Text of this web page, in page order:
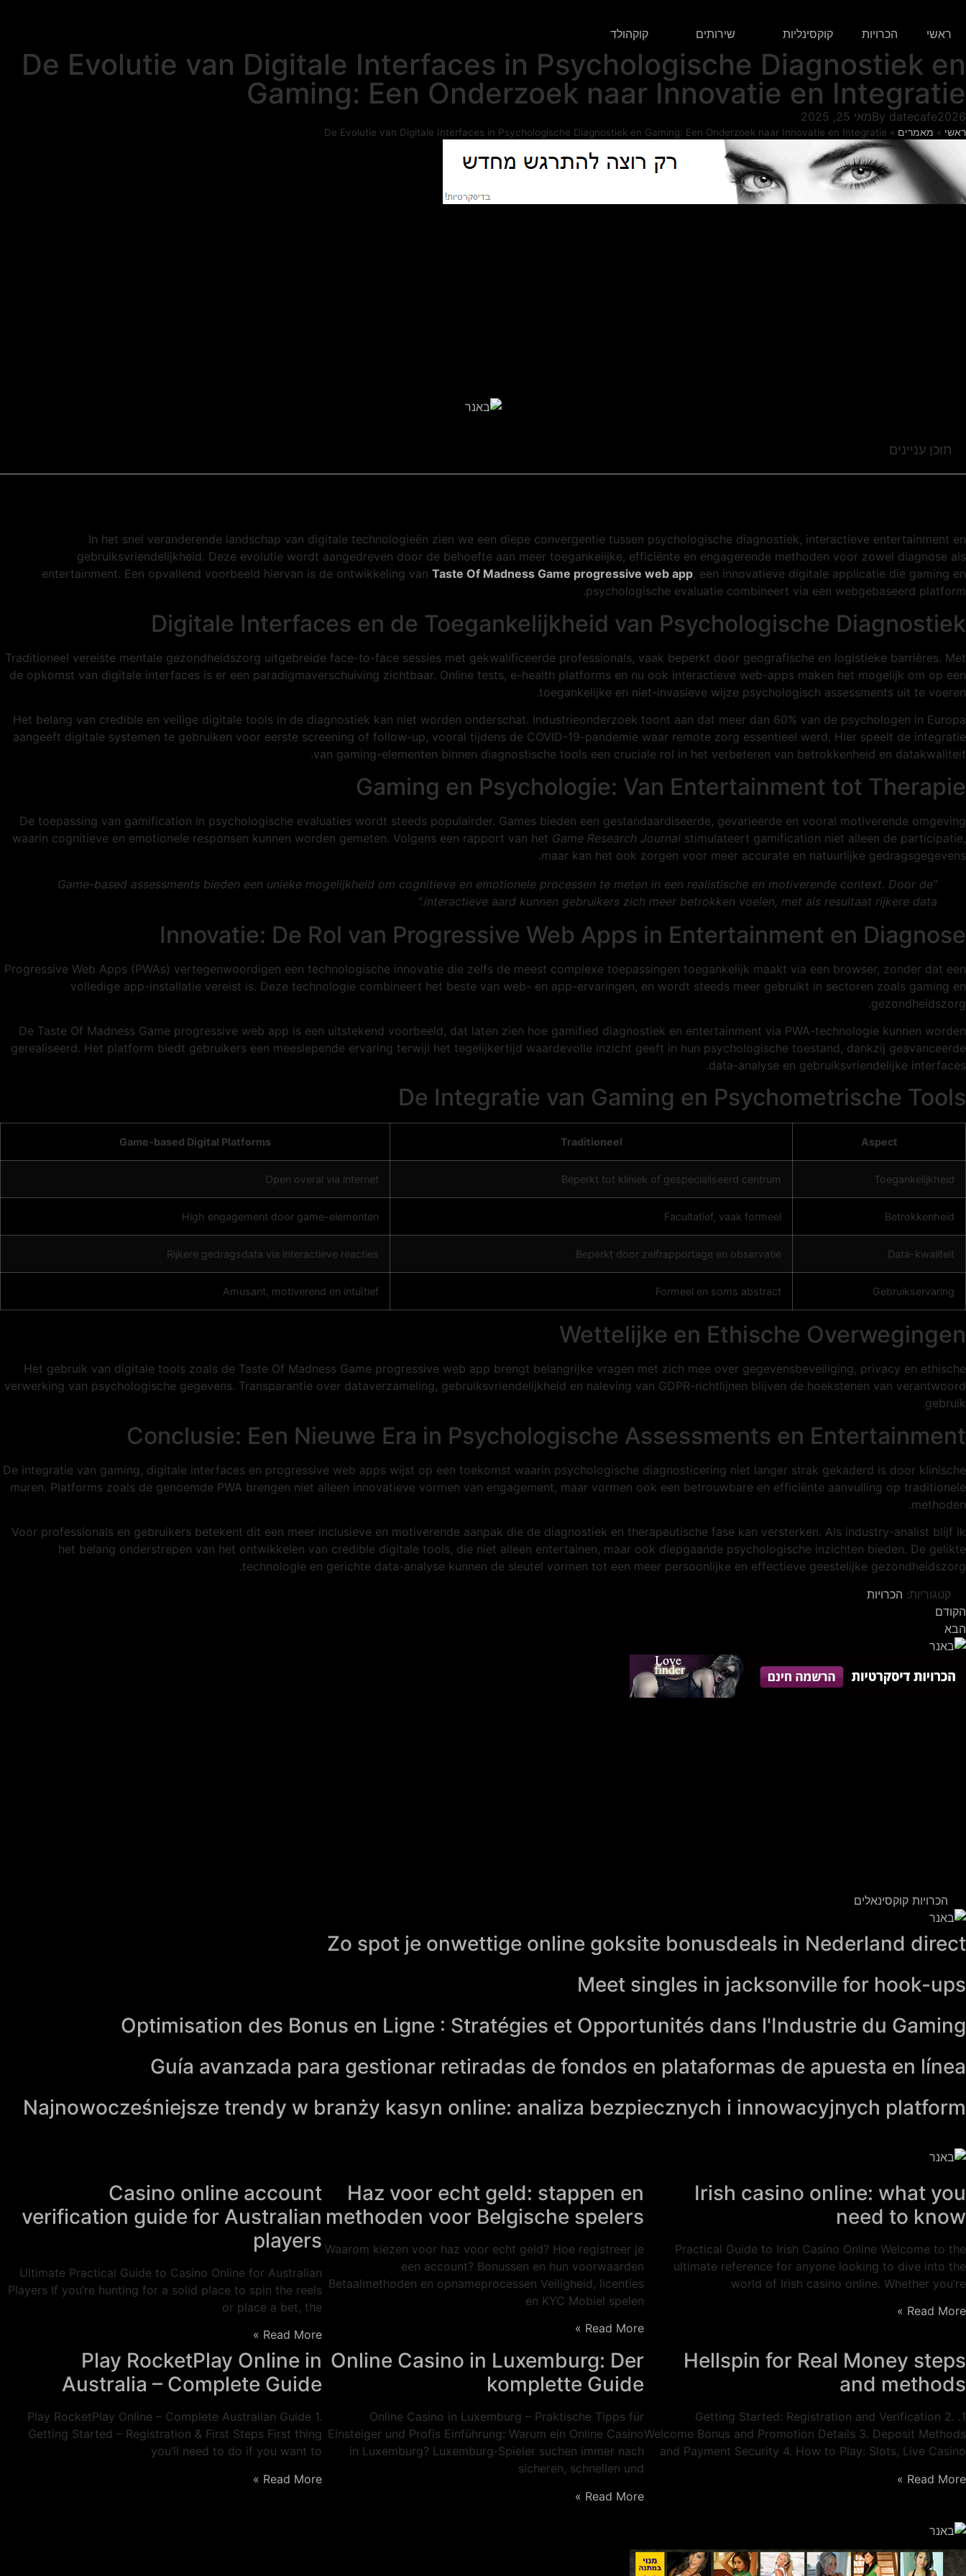
ראשי הכרויות קוקסינליות שירותים קוקהולד
De Evolutie van Digitale Interfaces in Psychologische Diagnostiek en
Gaming: Een Onderzoek naar Innovatie en Integratie
By datecafe2026 מאי 25, 2025
ראשי » מאמרים »
De Evolutie van Digitale Interfaces in Psychologische Diagnostiek en Gaming: Een Onderzoek naar Innovatie en Integratie
תוכן עניינים
In het snel veranderende landschap van digitale technologieën zien we een diepe convergentie tussen psychologische diagnostiek, interactieve entertainment en
gebruiksvriendelijkheid. Deze evolutie wordt aangedreven door de behoefte aan meer toegankelijke, efficiënte en engagerende methoden voor zowel diagnose als
entertainment. Een opvallend voorbeeld hiervan is de ontwikkeling van Taste Of Madness Game progressive web app, een innovatieve digitale applicatie die gaming en
psychologische evaluatie combineert via een webgebaseerd platform.
Digitale Interfaces en de Toegankelijkheid van Psychologische Diagnostiek
Traditioneel vereiste mentale gezondheidszorg uitgebreide face-to-face sessies met gekwalificeerde professionals, vaak beperkt door geografische en logistieke barrières. Met
de opkomst van digitale interfaces is er een paradigmaverschuiving zichtbaar. Online tests, e-health platforms en nu ook interactieve web-apps maken het mogelijk om op een
toegankelijke en niet-invasieve wijze psychologisch assessments uit te voeren.
Het belang van credible en veilige digitale tools in de diagnostiek kan niet worden onderschat. Industrieonderzoek toont aan dat meer dan 60% van de psychologen in Europa
aangeeft digitale systemen te gebruiken voor eerste screening of follow-up, vooral tijdens de COVID-19-pandemie waar remote zorg essentieel werd. Hier speelt de integratie
van gaming-elementen binnen diagnostische tools een cruciale rol in het verbeteren van betrokkenheid en datakwaliteit.
Gaming en Psychologie: Van Entertainment tot Therapie
De toepassing van gamification in psychologische evaluaties wordt steeds populairder. Games bieden een gestandaardiseerde, gevarieerde en vooral motiverende omgeving
waarin cognitieve en emotionele responsen kunnen worden gemeten. Volgens een rapport van het Game Research Journal stimulateert gamification niet alleen de participatie,
maar kan het ook zorgen voor meer accurate en natuurlijke gedragsgegevens.
"Game-based assessments bieden een unieke mogelijkheid om cognitieve en emotionele processen te meten in een realistische en motiverende context. Door de
interactieve aard kunnen gebruikers zich meer betrokken voelen, met als resultaat rijkere data."
Innovatie: De Rol van Progressive Web Apps in Entertainment en Diagnose
Progressive Web Apps (PWAs) vertegenwoordigen een technologische innovatie die zelfs de meest complexe toepassingen toegankelijk maakt via een browser, zonder dat een
volledige app-installatie vereist is. Deze technologie combineert het beste van web- en app-ervaringen, en wordt steeds meer gebruikt in sectoren zoals gaming en
gezondheidszorg.
De Taste Of Madness Game progressive web app is een uitstekend voorbeeld, dat laten zien hoe gamified diagnostiek en entertainment via PWA-technologie kunnen worden
gerealiseerd. Het platform biedt gebruikers een meeslepende ervaring terwijl het tegelijkertijd waardevolle inzicht geeft in hun psychologische toestand, dankzij geavanceerde
data-analyse en gebruiksvriendelijke interfaces.
De Integratie van Gaming en Psychometrische Tools
Aspect
Traditioneel
Game-based Digital Platforms
Toegankelijkheid
Beperkt tot kliniek of gespecialiseerd centrum
Open overal via internet
Betrokkenheid
Facultatief, vaak formeel
High engagement door game-elementen
Data-kwaliteit
Beperkt door zelfrapportage en observatie
Rijkere gedragsdata via interactieve reacties
Gebruikservaring
Formeel en soms abstract
Amusant, motiverend en intuïtief
Wettelijke en Ethische Overwegingen
Het gebruik van digitale tools zoals de Taste Of Madness Game progressive web app brengt belangrijke vragen met zich mee over gegevensbeveiliging, privacy en ethische
verwerking van psychologische gegevens. Transparantie over dataverzameling, gebruiksvriendelijkheid en naleving van GDPR-richtlijnen blijven de hoekstenen van verantwoord
gebruik.
Conclusie: Een Nieuwe Era in Psychologische Assessments en Entertainment
De integratie van gaming, digitale interfaces en progressive web apps wijst op een toekomst waarin psychologische diagnosticering niet langer strak gekaderd is door klinische
muren. Platforms zoals de genoemde PWA brengen niet alleen innovatieve vormen van engagement, maar vormen ook een betrouwbare en efficiënte aanvulling op traditionele
methoden.
Voor professionals en gebruikers betekent dit een meer inclusieve en motiverende aanpak die de diagnostiek en therapeutische fase kan versterken. Als industry-analist blijf ik
het belang onderstrepen van het ontwikkelen van credible digitale tools, die niet alleen entertainen, maar ook diepgaande psychologische inzichten bieden. De gelikte
technologie en gerichte data-analyse kunnen de sleutel vormen tot een meer persoonlijke en effectieve geestelijke gezondheidszorg.
קטגוריות: הכרויות
הקודם
הבא
הכרויות קוקסינאלים
Zo spot je onwettige online goksite bonusdeals in Nederland direct
Meet singles in jacksonville for hook-ups
Optimisation des Bonus en Ligne : Stratégies et Opportunités dans l'Industrie du Gaming
Guía avanzada para gestionar retiradas de fondos en plataformas de apuesta en línea
Najnowocześniejsze trendy w branży kasyn online: analiza bezpiecznych i innowacyjnych platform
Irish casino online: what you
need to know
Practical Guide to Irish Casino Online Welcome to the
ultimate reference for anyone looking to dive into the
world of Irish casino online. Whether you’re
Read More »
Haz voor echt geld: stappen en
methoden voor Belgische spelers
Waarom kiezen voor haz voor echt geld? Hoe registreer je
een account? Bonussen en hun voorwaarden
Betaalmethoden en opnameprocessen Veiligheid, licenties
en KYC Mobiel spelen
Read More »
Casino online account
verification guide for Australian
players
Ultimate Practical Guide to Casino Online for Australian
Players If you’re hunting for a solid place to spin the reels
or place a bet, the
Read More »
Hellspin for Real Money steps
and methods
1. Getting Started: Registration and Verification 2.
Welcome Bonus and Promotion Details 3. Deposit Methods
and Payment Security 4. How to Play: Slots, Live Casino
Read More »
Online Casino in Luxemburg: Der
komplette Guide
Online Casino in Luxemburg – Praktische Tipps für
Einsteiger und Profis Einführung: Warum ein Online Casino
in Luxemburg? Luxemburg‑Spieler suchen immer nach
sicheren, schnellen und
Read More »
Play RocketPlay Online in
Australia – Complete Guide
Play RocketPlay Online – Complete Australian Guide 1.
Getting Started – Registration & First Steps First thing
you’ll need to do if you want to
Read More »